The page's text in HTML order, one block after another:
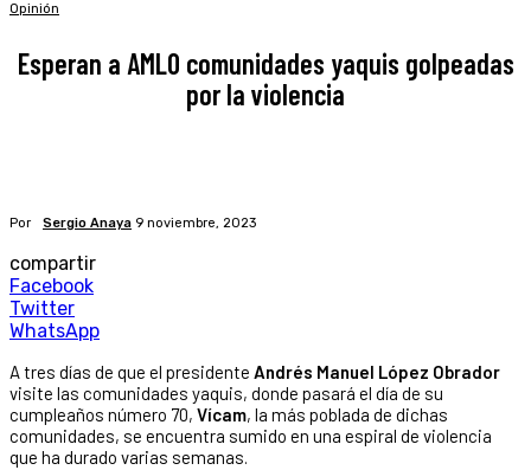
Opinión
Esperan a AMLO comunidades yaquis golpeadas
por la violencia
Por Sergio Anaya 9 noviembre, 2023
compartir
Facebook
Twitter
WhatsApp
A tres días de que el presidente Andrés Manuel López Obrador
visite las comunidades yaquis, donde pasará el día de su
cumpleaños número 70, Vícam, la más poblada de dichas
comunidades, se encuentra sumido en una espiral de violencia
que ha durado varias semanas.